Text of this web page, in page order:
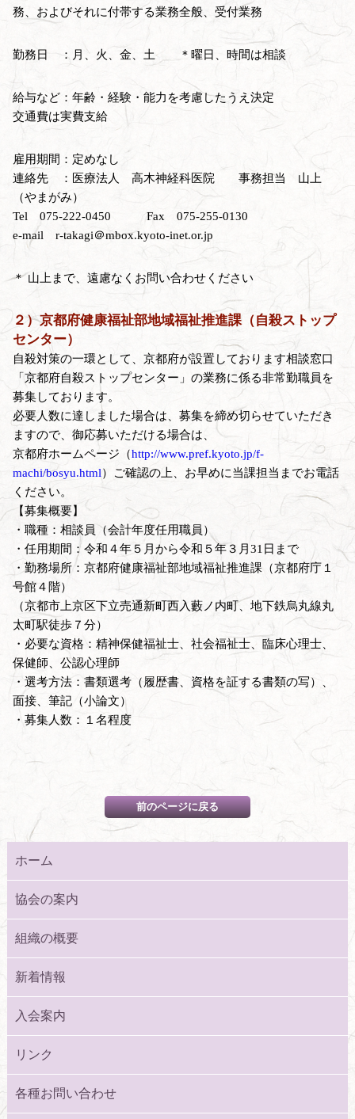
務、およびそれに付帯する業務全般、受付業務
勤務日 ：月、火、金、土 ＊曜日、時間は相談
給与など：年齢・経験・能力を考慮したうえ決定
交通費は実費支給
雇用期間：定めなし
連絡先 ：医療法人 高木神経科医院 事務担当 山上
（やまがみ）
Tel 075-222-0450 Fax 075-255-0130
e-mail r-takagi＠mbox.kyoto-inet.or.jp
＊ 山上まで、遠慮なくお問い合わせください
２）京都府健康福祉部地域福祉推進課（自殺ストップ
センター）
自殺対策の一環として、京都府が設置しております相談窓口
「京都府自殺ストップセンター」の業務に係る非常勤職員を
募集しております。
必要人数に達しました場合は、募集を締め切らせていただき
ますので、御応募いただける場合は、
京都府ホームページ（http://www.pref.kyoto.jp/f-
machi/bosyu.html）ご確認の上、お早めに当課担当までお電話
ください。
【募集概要】
・職種：相談員（会計年度任用職員）
・任用期間：令和４年５月から令和５年３月31日まで
・勤務場所：京都府健康福祉部地域福祉推進課（京都府庁１
号館４階）
（京都市上京区下立売通新町西入藪ノ内町、地下鉄烏丸線丸
太町駅徒歩７分）
・必要な資格：精神保健福祉士、社会福祉士、臨床心理士、
保健師、公認心理師
・選考方法：書類選考（履歴書、資格を証する書類の写）、
面接、筆記（小論文）
・募集人数：１名程度
ホーム
協会の案内
組織の概要
新着情報
入会案内
リンク
各種お問い合わせ